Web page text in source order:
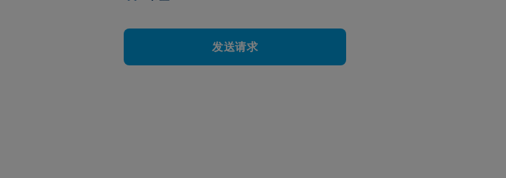
发送请求